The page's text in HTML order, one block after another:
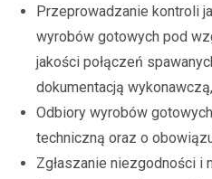
Przeprowadzanie kontroli
wyrobów gotowych pod
jakości połączeń
dokumentacją wykonawczą,
Odbiory wyrobów
techniczną oraz o
Zgłaszanie niezgodności i